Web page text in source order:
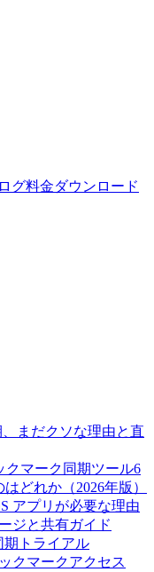
グ料金ダウンロード
まだクソな理由と直
クマーク同期ツール6
どれか（2026年版）
アプリが必要な理由
ジと共有ガイド
期トライアル
クマークアクセス